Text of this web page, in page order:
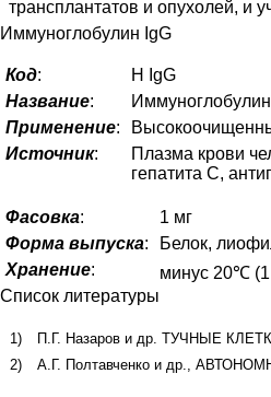
трансплантатов и опухолей, и
Иммуноглобулин IgG
Код:
H IgG
Название:
Применение:
Источник:
Плазма крови
гепатита С,
Фасовка:
1 мг
Форма выпуска:
Белок,
Хранение:
минус 20℃ (1
Список литературы
1) П.Г. Назаров и др. ТУЧНЫЕ
2)
А.Г. Полтавченко и др.,